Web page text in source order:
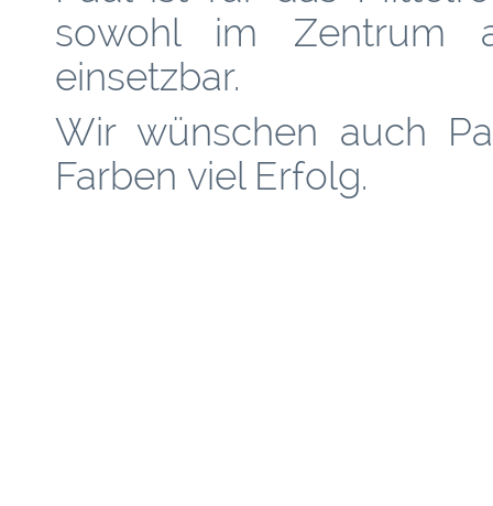
sowohl im Zentrum
einsetzbar.
Wir wünschen auch
Farben viel Erfolg.